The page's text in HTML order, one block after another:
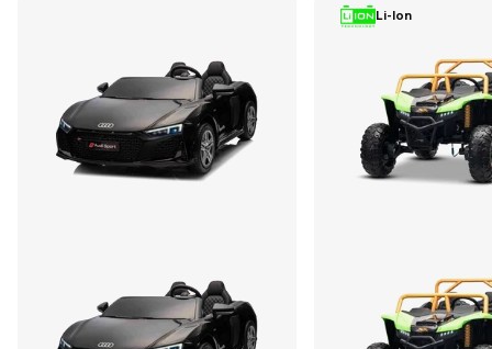
Li-Ion